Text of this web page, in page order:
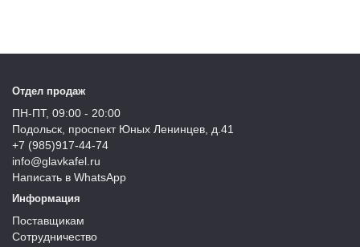
Отдел продаж
ПН-ПТ, 09:00 - 20:00
Подольск, проспект Юных Ленинцев, д.41
+7 (985)917-44-74
info@glavkafel.ru
Написать в WhatsApp
Информация
Поставщикам
Сотрудничество